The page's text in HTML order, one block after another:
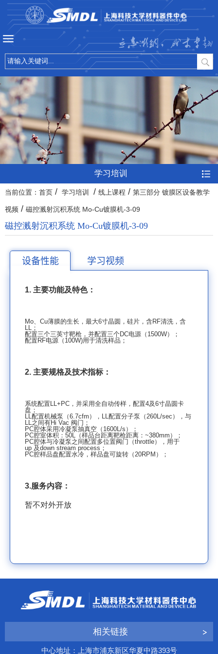
立志微纳，成才卓越
学习培训
当前位置： 首页 / 学习培训 / 线上课程 / 第三部分 镀膜区设备教学
视频 / 磁控溅射沉积系统 Mo-Cu镀膜机-3-09
磁控溅射沉积系统 Mo-Cu镀膜机-3-09
设备性能 学习视频
1. 主要功能及特色：
Mo、 Cu薄膜的生长，最大6寸晶圆，硅片，含 RF清洗，含
LL ；
配置三个三英寸靶枪，并配置三个DC电源（ 1500W）；
配置RF电源（ 100W)用于清洗样品；
2. 主要规格及技术指标：
系统配置LL+PC ，并采用全自动传样，配置4及6寸晶圆卡
盘；
LL配置机械泵（6.7cfm ）， LL配置分子泵（260L/sec ），与
LL之间有Hi Vac 阀门；
PC腔体采用冷凝泵抽真空（ 1600L/s ）；
PC腔室体积： 50L （样品台距离靶枪距离： ~380mm ）；
PC腔体与冷凝泵之间配置多位置阀门（throttle），用于
up 及down stream process ；
PC腔样品盘配置水冷，样品盘可旋转（20RPM ）；
3.服务内容：
暂不对外开放
相关链接
中心地址：上海市浦东新区华夏中路393号